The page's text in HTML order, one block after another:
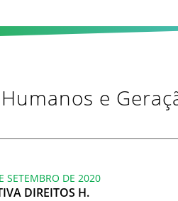
e
SETEMBRO DE 2020
DIREITOS H.